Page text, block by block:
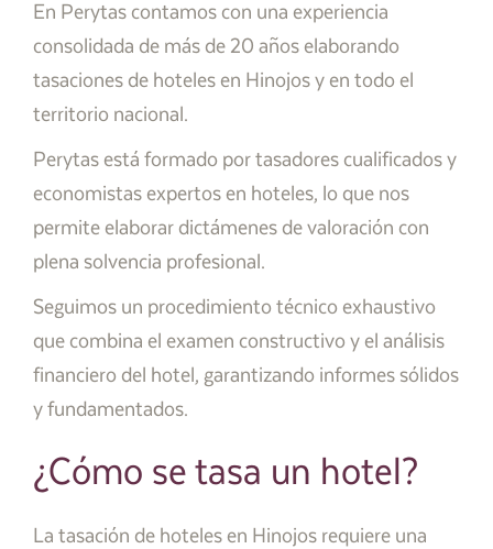
En Perytas contamos con una experiencia
consolidada de más de 20 años elaborando
tasaciones de hoteles en Hinojos y en todo el
territorio nacional.
Perytas está formado por tasadores cualificados y
economistas expertos en hoteles, lo que nos
permite elaborar dictámenes de valoración con
plena solvencia profesional.
Seguimos un procedimiento técnico exhaustivo
que combina el examen constructivo y el análisis
financiero del hotel, garantizando informes sólidos
y fundamentados.
¿Cómo se tasa un hotel?
La tasación de hoteles en Hinojos requiere una